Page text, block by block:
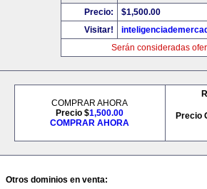
Precio:
$1,500.00
Visitar!
Serán consideradas
COMPRAR AHORA
Precio $1,500.00
COMPRAR AHORA
Precio
Otros dominios en venta: